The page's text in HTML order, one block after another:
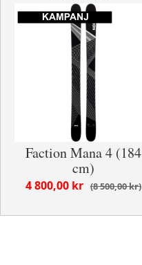
Faction Mana 4 (184
cm)
8 500,00 kr
4 800,00 kr